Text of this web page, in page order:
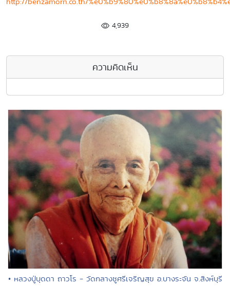
4,939
ความคิดเห็น
• หลวงปู่บุดดา ถาวโร - วัดกลางชูศรีเจริญสุข อ.บางระจัน จ.สิงห์บุรี